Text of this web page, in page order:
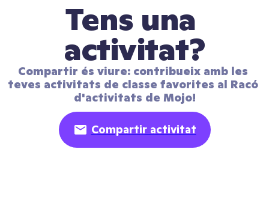
Tens una
activitat?
Compartir és viure: contribueix amb les
teves activitats de classe favorites al Racó
d'activitats de Mojo!
Compartir activitat